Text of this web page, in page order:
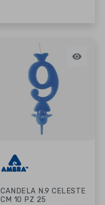

CANDELA N.9 CELESTE
CM 10 PZ 25